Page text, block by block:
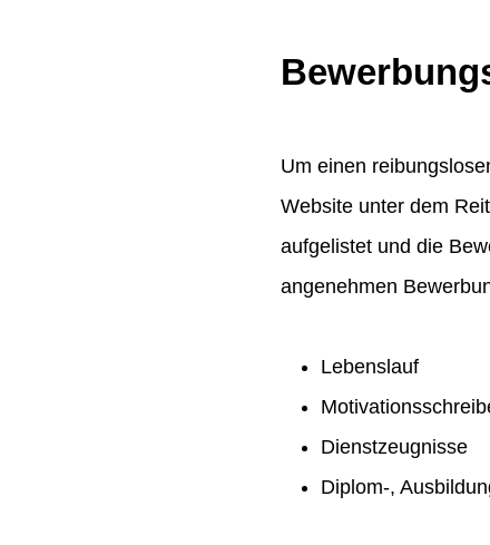
Um einen
Website unter dem
aufgelistet und die
angenehmen
Lebenslauf
Dienstzeugnisse
Diplom-,